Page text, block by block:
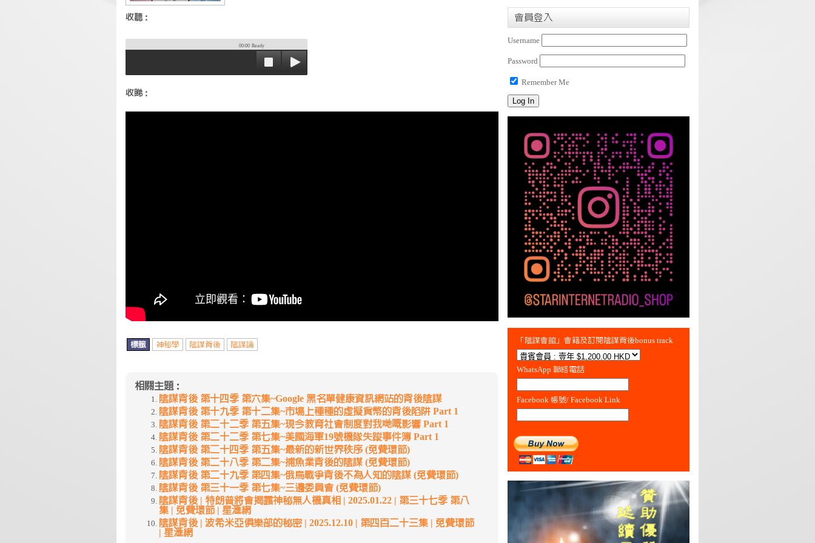
收聽：
00:00 Ready
收睇：
標籤 神秘學 陰謀背後 陰謀論
相關主題：
陰謀背後 第十四季 第六集~Google 黑名單健康資訊網站的背後陰謀
陰謀背後 第十九季 第十二集~市場上種種的虛擬貨幣的背後陷阱 Part 1
陰謀背後 第二十二季 第五集~現今教育社會制度對我哋嘅影響 Part 1
陰謀背後 第二十二季 第七集~美國海軍19號機隊失蹤事件簿 Part 1
陰謀背後 第二十四季 第五集~最新的新世界秩序 (免費環節)
陰謀背後 第二十八季 第二集~捕魚業背後的陰謀 (免費環節)
陰謀背後 第二十九季 第四集~俄烏戰爭背後不為人知的陰謀 (免費環節)
陰謀背後 第三十一季 第七集~三邊委員會 (免費環節)
陰謀背後 | 特朗普將會揭露神秘無人機真相 | 2025.01.22 | 第三十七季 第八
集 | 免費環節 | 星滙網
陰謀背後 | 波希米亞俱樂部的秘密 | 2025.12.10 | 第四百二十三集 | 免費環節
| 星滙網
會員登入
Username
Password
Remember Me
「陰謀會館」會籍及訂閱陰謀背後bonus track
WhatsApp 聯絡電話
Facebook 帳號/ Facebook Link